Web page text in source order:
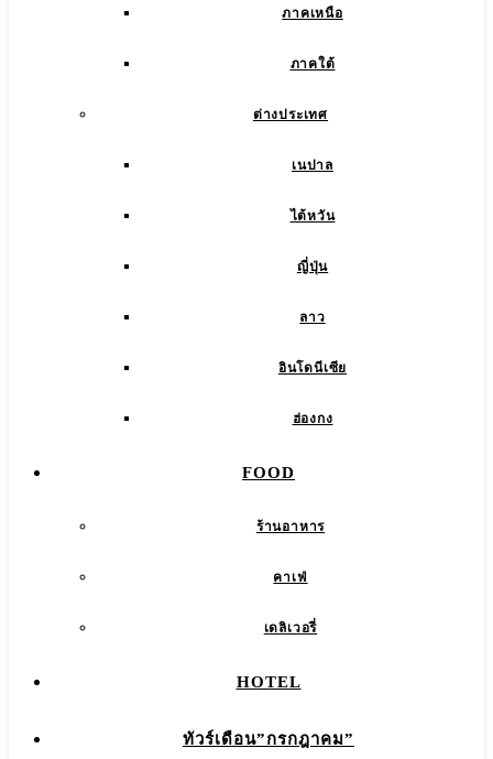
ภาคเหนือ
ภาคใต้
ต่างประเทศ
เนปาล
ไต้หวัน
ญี่ปุ่น
ลาว
อินโดนีเซีย
ฮ่องกง
FOOD
ร้านอาหาร
คาเฟ่
เดลิเวอรี่
HOTEL
ทัวร์เดือน”กรกฎาคม”